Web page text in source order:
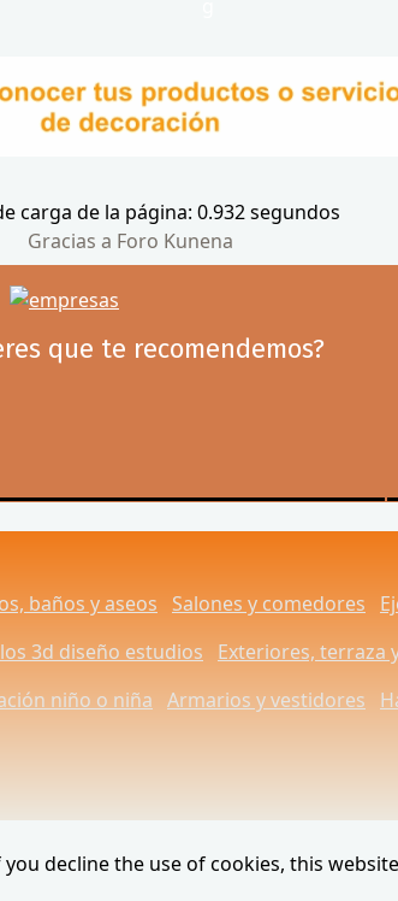
carga de la página: 0.932 segundos
Gracias a Foro Kunena
que te recomendemos?
baños y aseos Salones y comedores
3d diseño estudios Exteriores, terraza
niño o niña Armarios y vestidores
decline the use of cookies, this